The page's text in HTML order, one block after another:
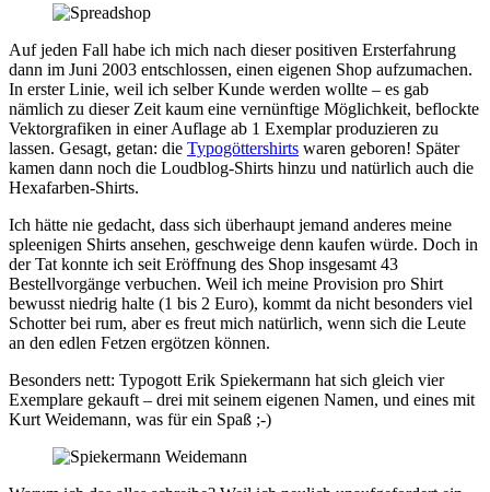
Auf jeden Fall habe ich mich nach dieser positiven Ersterfahrung
dann im Juni 2003 entschlossen, einen eigenen Shop aufzumachen.
In erster Linie, weil ich selber Kunde werden wollte – es gab
nämlich zu dieser Zeit kaum eine vernünftige Möglichkeit, beflockte
Vektorgrafiken in einer Auflage ab 1 Exemplar produzieren zu
lassen. Gesagt, getan: die Typogöttershirts waren geboren! Später
kamen dann noch die Loudblog-Shirts hinzu und natürlich auch die
Hexafarben-Shirts.
Ich hätte nie gedacht, dass sich überhaupt jemand anderes meine
spleenigen Shirts ansehen, geschweige denn kaufen würde. Doch in
der Tat konnte ich seit Eröffnung des Shop insgesamt 43
Bestellvorgänge verbuchen. Weil ich meine Provision pro Shirt
bewusst niedrig halte (1 bis 2 Euro), kommt da nicht besonders viel
Schotter bei rum, aber es freut mich natürlich, wenn sich die Leute
an den edlen Fetzen ergötzen können.
Besonders nett: Typogott Erik Spiekermann hat sich gleich vier
Exemplare gekauft – drei mit seinem eigenen Namen, und eines mit
Kurt Weidemann, was für ein Spaß ;-)